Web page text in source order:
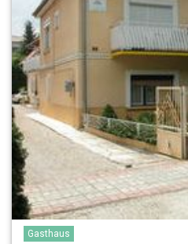
Gasthaus